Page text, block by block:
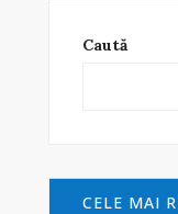
Caută
CELE MAI